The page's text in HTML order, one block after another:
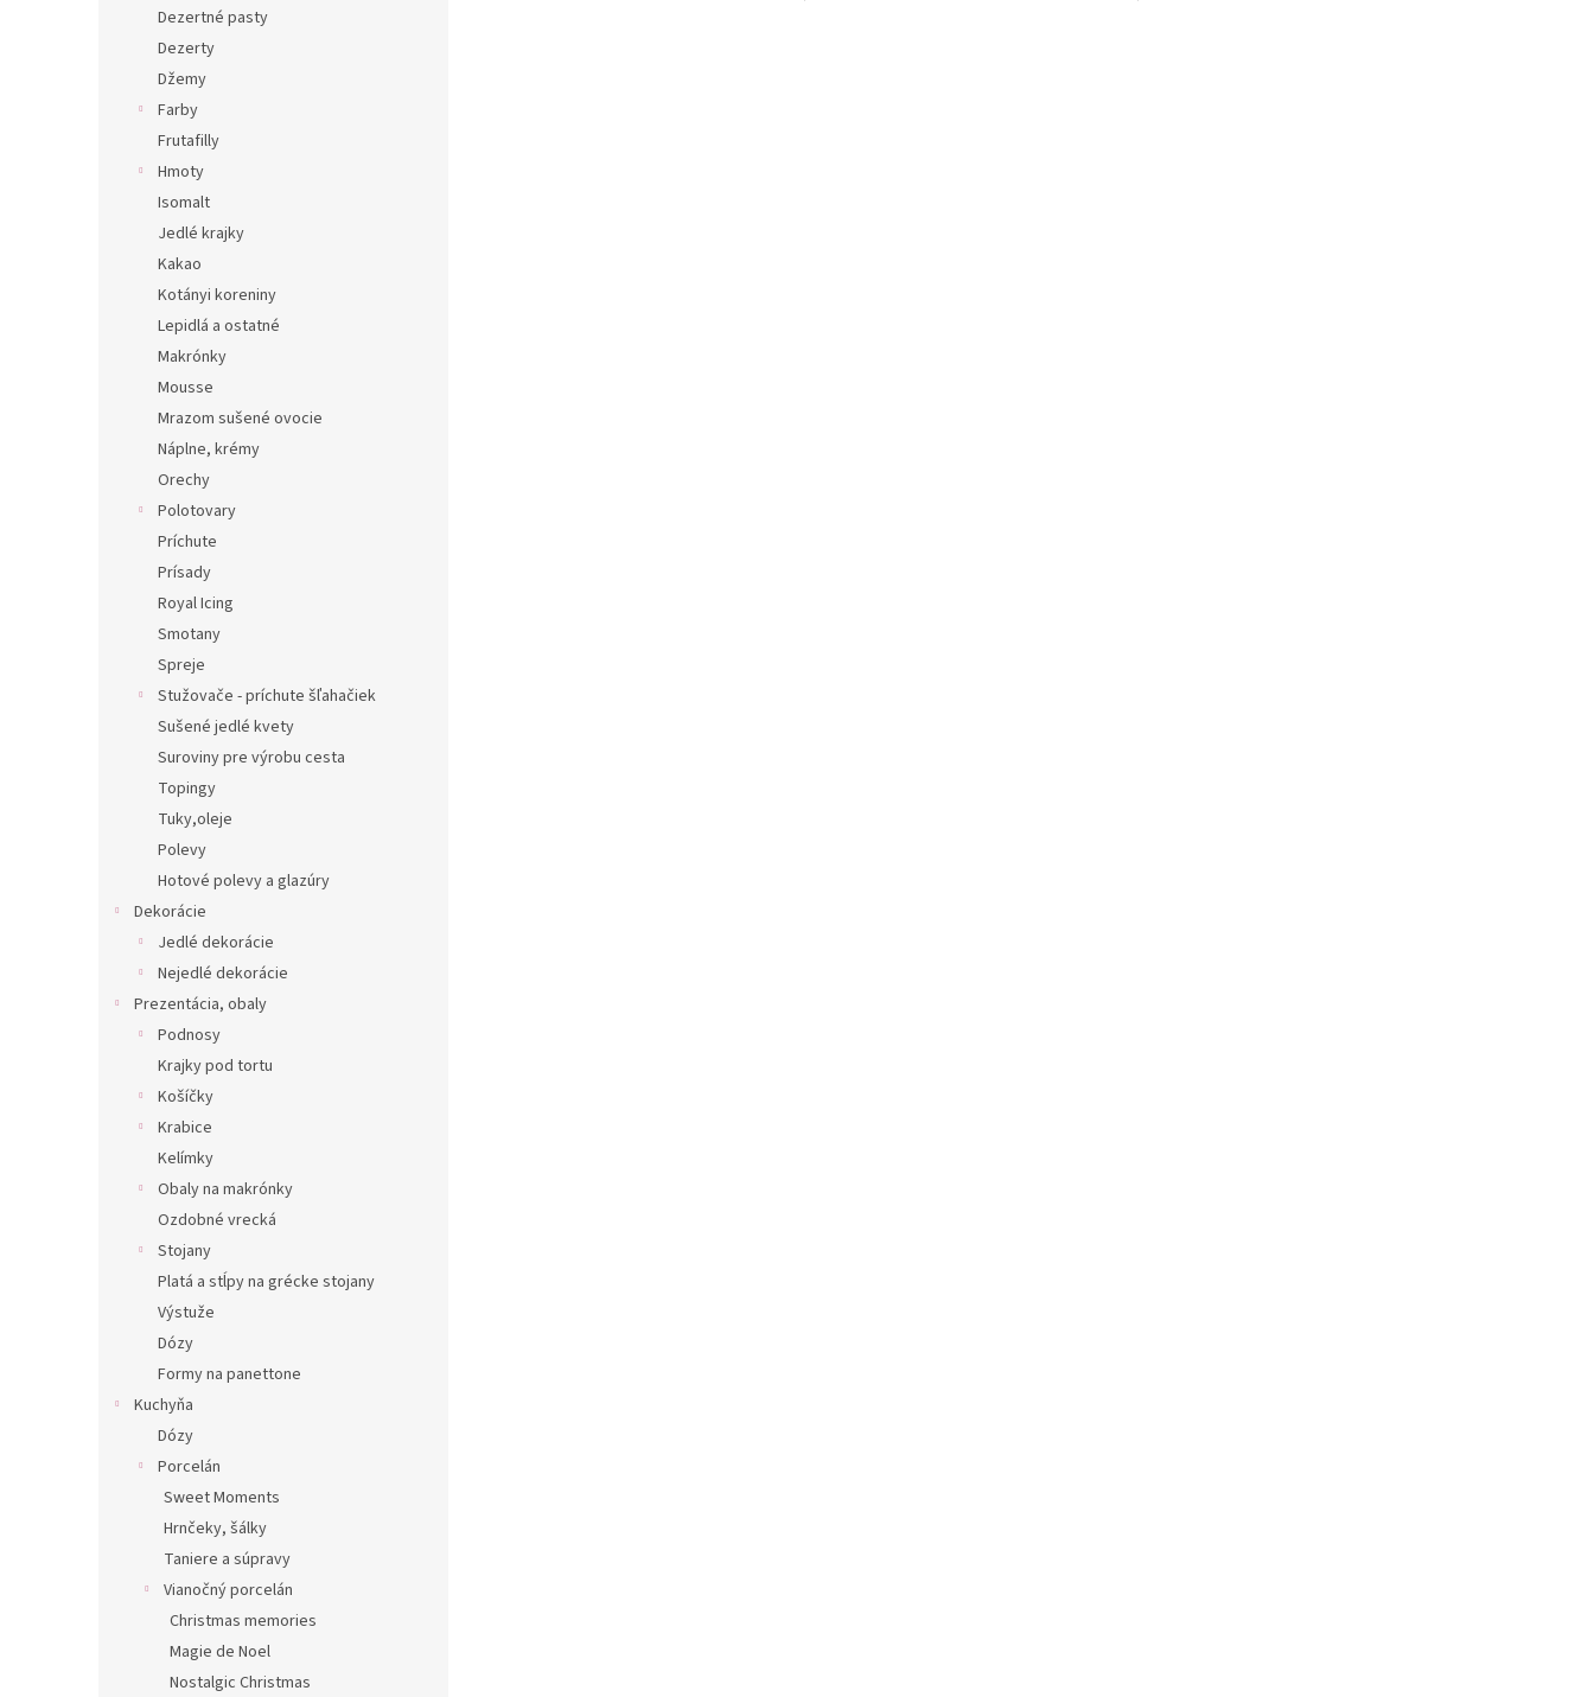
Dezertné pasty
Dezerty
Džemy
Farby
Frutafilly
Hmoty
Isomalt
Jedlé krajky
Kakao
Kotányi koreniny
Lepidlá a ostatné
Makrónky
Mousse
Mrazom sušené ovocie
Náplne, krémy
Orechy
Polotovary
Príchute
Prísady
Royal Icing
Smotany
Spreje
Stužovače - príchute šľahačiek
Sušené jedlé kvety
Suroviny pre výrobu cesta
Topingy
Tuky,oleje
Polevy
Hotové polevy a glazúry
Dekorácie
Jedlé dekorácie
Nejedlé dekorácie
Prezentácia, obaly
Podnosy
Krajky pod tortu
Košíčky
Krabice
Kelímky
Obaly na makrónky
Ozdobné vrecká
Stojany
Platá a stĺpy na grécke stojany
Výstuže
Dózy
Formy na panettone
Kuchyňa
Dózy
Porcelán
Sweet Moments
Hrnčeky, šálky
Taniere a súpravy
Vianočný porcelán
Christmas memories
Magie de Noel
Nostalgic Christmas